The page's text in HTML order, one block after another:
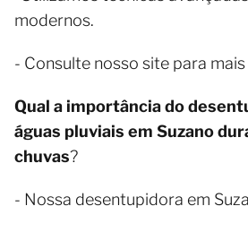
modernos.
- Consulte nosso site para
Qual a importância do
águas pluviais em Suzano
chuvas?
- Nossa desentupidora em